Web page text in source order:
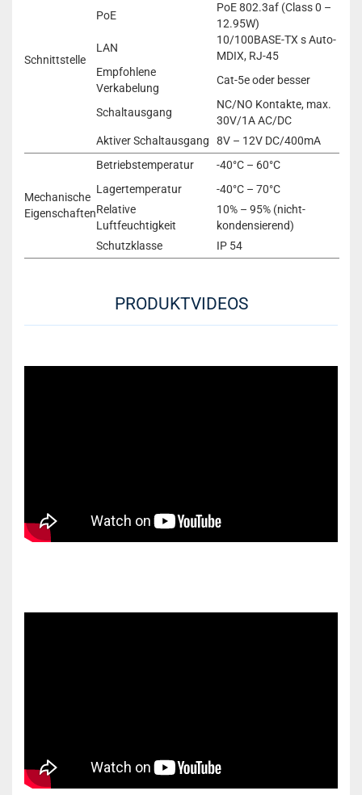
Schnittstelle
PoE
PoE 802.3af (Class 0 –
12.95W)
LAN
10/100BASE-TX s Auto-
MDIX, RJ-45
Empfohlene
Verkabelung
Cat-5e oder besser
Schaltausgang
NC/NO Kontakte, max.
30V/1A AC/DC
Aktiver Schaltausgang
8V – 12V DC/400mA
Mechanische
Eigenschaften
Betriebstemperatur
-40°C – 60°C
Lagertemperatur
-40°C – 70°C
Relative
Luftfeuchtigkeit
10% – 95% (nicht-
kondensierend)
Schutzklasse
IP 54
PRODUKTVIDEOS